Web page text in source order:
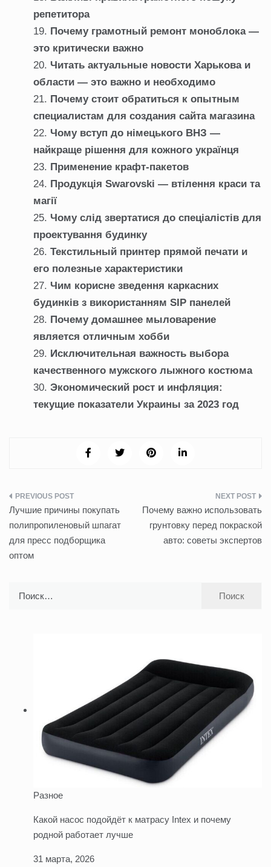
репетитора
Почему грамотный ремонт моноблока —
это критически важно
Читать актуальные новости Харькова и
области — это важно и необходимо
Почему стоит обратиться к опытным
специалистам для создания сайта магазина
Чому вступ до німецького ВНЗ —
найкраще рішення для кожного українця
Применение крафт-пакетов
Продукція Swarovski — втілення краси та
магії
Чому слід звертатися до спеціалістів для
проектування будинку
Текстильный принтер прямой печати и
его полезные характеристики
Чим корисне зведення каркасних
будинків з використанням SIP панелей
Почему домашнее мыловарение
является отличным хобби
Исключительная важность выбора
качественного мужского лыжного костюма
Экономический рост и инфляция:
текущие показатели Украины за 2023 год
Навигация
по
записям
Лучшие причины покупать
полипропиленовый шпагат
для пресс подборщика
оптом
Почему важно использовать
грунтовку перед покраской
авто: советы экспертов
Разное
Какой насос подойдёт к матрасу Intex и почему
родной работает лучше
31 марта, 2026